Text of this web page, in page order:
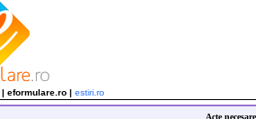
| eformulare.ro | estiri.ro
Acte necesare